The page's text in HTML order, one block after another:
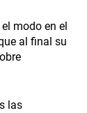
modo en el
al final su
las